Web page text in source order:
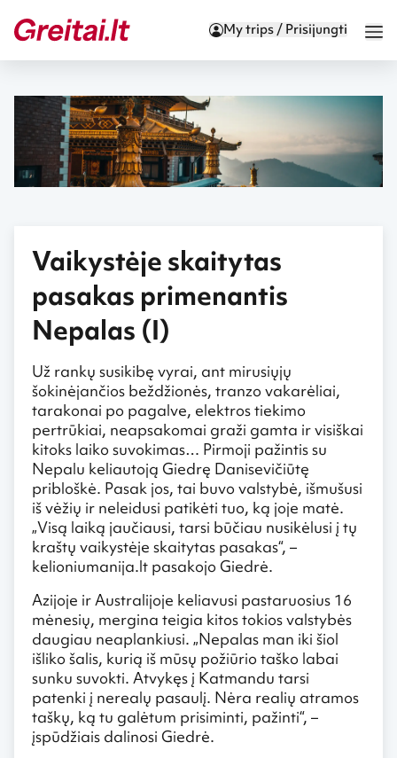
My trips / Prisijungti
Vaikystėje skaitytas
pasakas primenantis
Nepalas (I)
Už rankų susikibę vyrai, ant mirusiųjų
šokinėjančios beždžionės, tranzo vakarėliai,
tarakonai po pagalve, elektros tiekimo
pertrūkiai, neapsakomai graži gamta ir visiškai
kitoks laiko suvokimas… Pirmoji pažintis su
Nepalu keliautoją Giedrę Danisevičiūtę
pribloškė. Pasak jos, tai buvo valstybė, išmušusi
iš vėžių ir neleidusi patikėti tuo, ką joje matė.
„Visą laiką jaučiausi, tarsi būčiau nusikėlusi į tų
kraštų vaikystėje skaitytas pasakas“, –
kelioniumanija.lt pasakojo Giedrė.
Azijoje ir Australijoje keliavusi pastaruosius 16
mėnesių, mergina teigia kitos tokios valstybės
daugiau neaplankiusi. „Nepalas man iki šiol
išliko šalis, kurią iš mūsų požiūrio taško labai
sunku suvokti. Atvykęs į Katmandu tarsi
patenki į nerealų pasaulį. Nėra realių atramos
taškų, ką tu galėtum prisiminti, pažinti“, –
įspūdžiais dalinosi Giedrė.